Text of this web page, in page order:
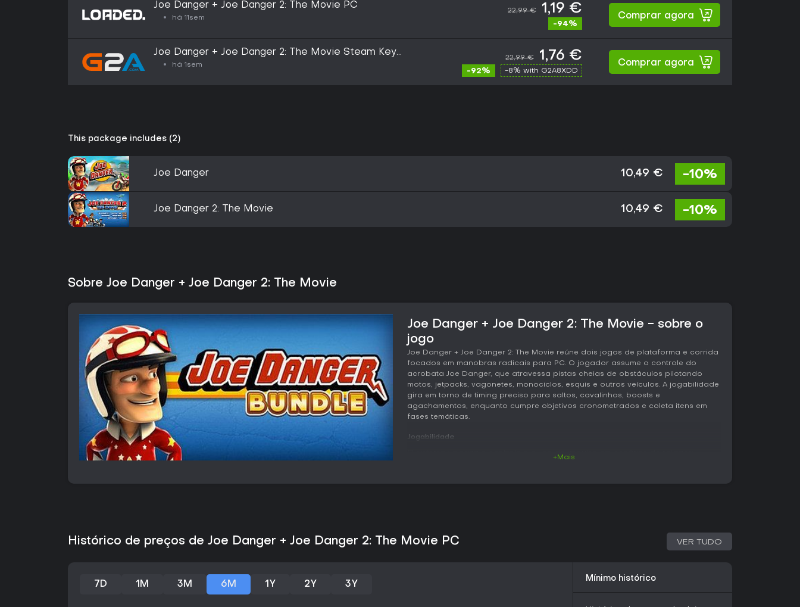
Joe Danger + Joe Danger 2: The Movie PC
há 11sem
22,99 € 1,19 €
-94%
Comprar agora
Joe Danger + Joe Danger 2: The Movie Steam Key
GLOBAL
há 1sem
22,99 € 1,76 €
-92% -8% with G2A8XDD
Comprar agora
This package includes (2)
Joe Danger 10,49 € -10%
Joe Danger 2: The Movie 10,49 € -10%
Sobre Joe Danger + Joe Danger 2: The Movie
Joe Danger + Joe Danger 2: The Movie - sobre o
jogo
Joe Danger + Joe Danger 2: The Movie reúne dois jogos de plataforma e corrida
focados em manobras radicais para PC. O jogador assume o controle do
acrobata Joe Danger, que atravessa pistas cheias de obstáculos pilotando
motos, jetpacks, vagonetes, monociclos, esquis e outros veículos. A jogabilidade
gira em torno de timing preciso para saltos, cavalinhos, boosts e
agachamentos, enquanto cumpre objetivos cronometrados e coleta itens em
fases temáticas.
Jogabilidade
desviar de perigos. Os boosts dão um impulso temporário e as acrobacias,
A variedade de veículos renova a experiência a cada etapa. Uma fase pode
desviar de pedras. Mais adiante surgem sequências de esqui, saltos de
+Mais
Histórico de preços de Joe Danger + Joe Danger 2: The Movie PC VER TUDO
7D 1M 3M 6M 1Y 2Y 3Y
Mínimo histórico